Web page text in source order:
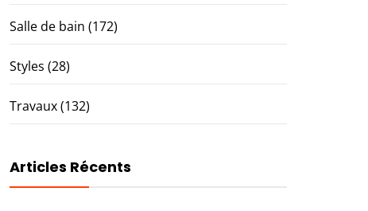
Salle de bain (172)
Styles (28)
Travaux(132)
Articles Récents